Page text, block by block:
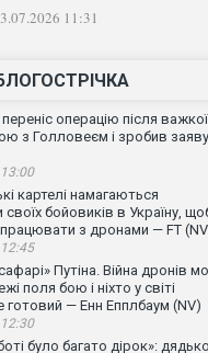
11:31
операцію після важкої
з Голловеєм і зробив заяву
картелі намагаються
своїх бойовиків в Україну,
з дронами — FT
Путіна. Війна дронів
поля бою і ніхто у світі
готовий — Енн Епплбаум (NV)
було багато дірок»: дядько